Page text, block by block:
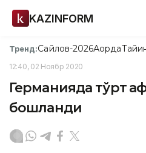
KAZINFORM
Тренд:Сайлов-2026Ақорда
12:40, 02 Ноябр 2020
Германияда тўрт
бошланди